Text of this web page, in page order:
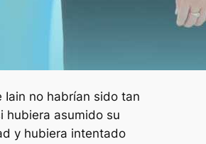
Iain no habrían sido tan
hubiera asumido su
y hubiera intentado